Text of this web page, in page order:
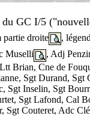
du GC I/5
partie droite ,
Muselli
, Adj
Brian, Cne de
Sgt Durand,
Sgt Inselin, Sgt
Sgt Lafond, Cal
Sgt Couteret, Adc